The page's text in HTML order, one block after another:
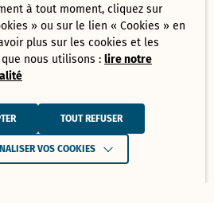
à tout moment, cliquez sur
» ou sur le lien « Cookies » en
plus sur les cookies et les
nous utilisons :lire notre
TOUT REFUSER
VOS COOKIES